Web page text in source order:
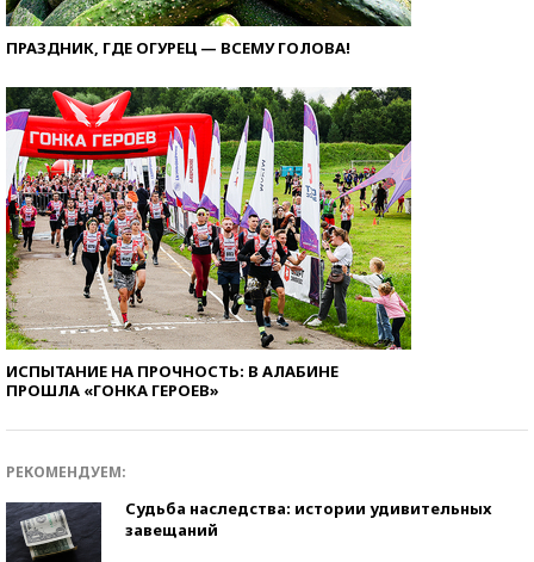
ПРАЗДНИК, ГДЕ ОГУРЕЦ — ВСЕМУ ГОЛОВА!
ИСПЫТАНИЕ НА ПРОЧНОСТЬ: В АЛАБИНЕ
ПРОШЛА «ГОНКА ГЕРОЕВ»
РЕКОМЕНДУЕМ:
Судьба наследства: истории удивительных
завещаний